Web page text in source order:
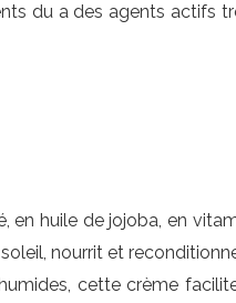
du a des agents actifs
en huile de jojoba, en
nourrit et
cette crème